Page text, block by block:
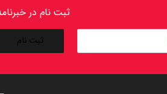
ثبت نام در